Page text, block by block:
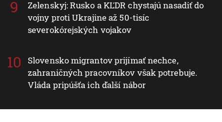
Zelenskyj: Rusko a KĽDR chystajú nasadiť do
vojny proti Ukrajine až 50-tisíc
severokórejských vojakov
Slovensko migrantov prijímať nechce,
zahraničných pracovníkov však potrebuje.
Vláda pripúšťa ich ďalší nábor